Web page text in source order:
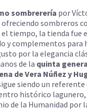
sombrerería por
sombreros
tiempo, la tienda fue
y complementos para
por la elegancia
de la quinta
de Vera Núñez y
siendo un referente
histórico lagunero,
de la Humanidad por